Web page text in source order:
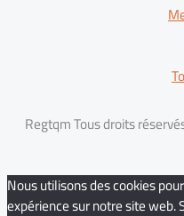
Regtqm Tous droits
Nous utilisons des cookies
expérience sur notre site web.